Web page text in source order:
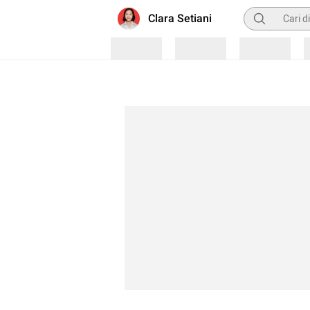
Clara Setiani Pencarian